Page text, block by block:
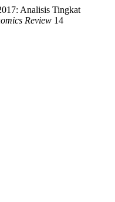
Analisis Tingkat
Review 14